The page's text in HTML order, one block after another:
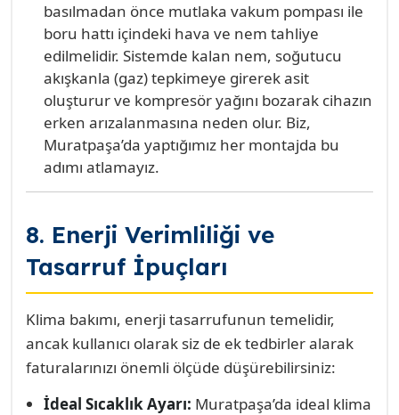
basılmadan önce mutlaka vakum pompası ile
boru hattı içindeki hava ve nem tahliye
edilmelidir. Sistemde kalan nem, soğutucu
akışkanla (gaz) tepkimeye girerek asit
oluşturur ve kompresör yağını bozarak cihazın
erken arızalanmasına neden olur. Biz,
Muratpaşa’da yaptığımız her montajda bu
adımı atlamayız.
8. Enerji Verimliliği ve
Tasarruf İpuçları
Klima bakımı, enerji tasarrufunun temelidir,
ancak kullanıcı olarak siz de ek tedbirler alarak
faturalarınızı önemli ölçüde düşürebilirsiniz:
İdeal Sıcaklık Ayarı: Muratpaşa’da ideal klima